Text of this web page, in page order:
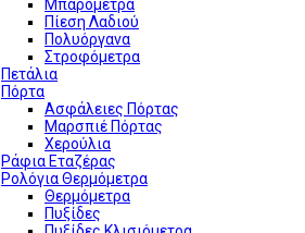
Μπαρόμετρα
Πίεση Λαδιού
Πολυόργανα
Στροφόμετρα
Πετάλια
Πόρτα
Ασφάλειες Πόρτας
Μαρσπιέ Πόρτας
Χερούλια
Ράφια Εταζέρας
Ρολόγια Θερμόμετρα
Θερμόμετρα
Πυξίδες